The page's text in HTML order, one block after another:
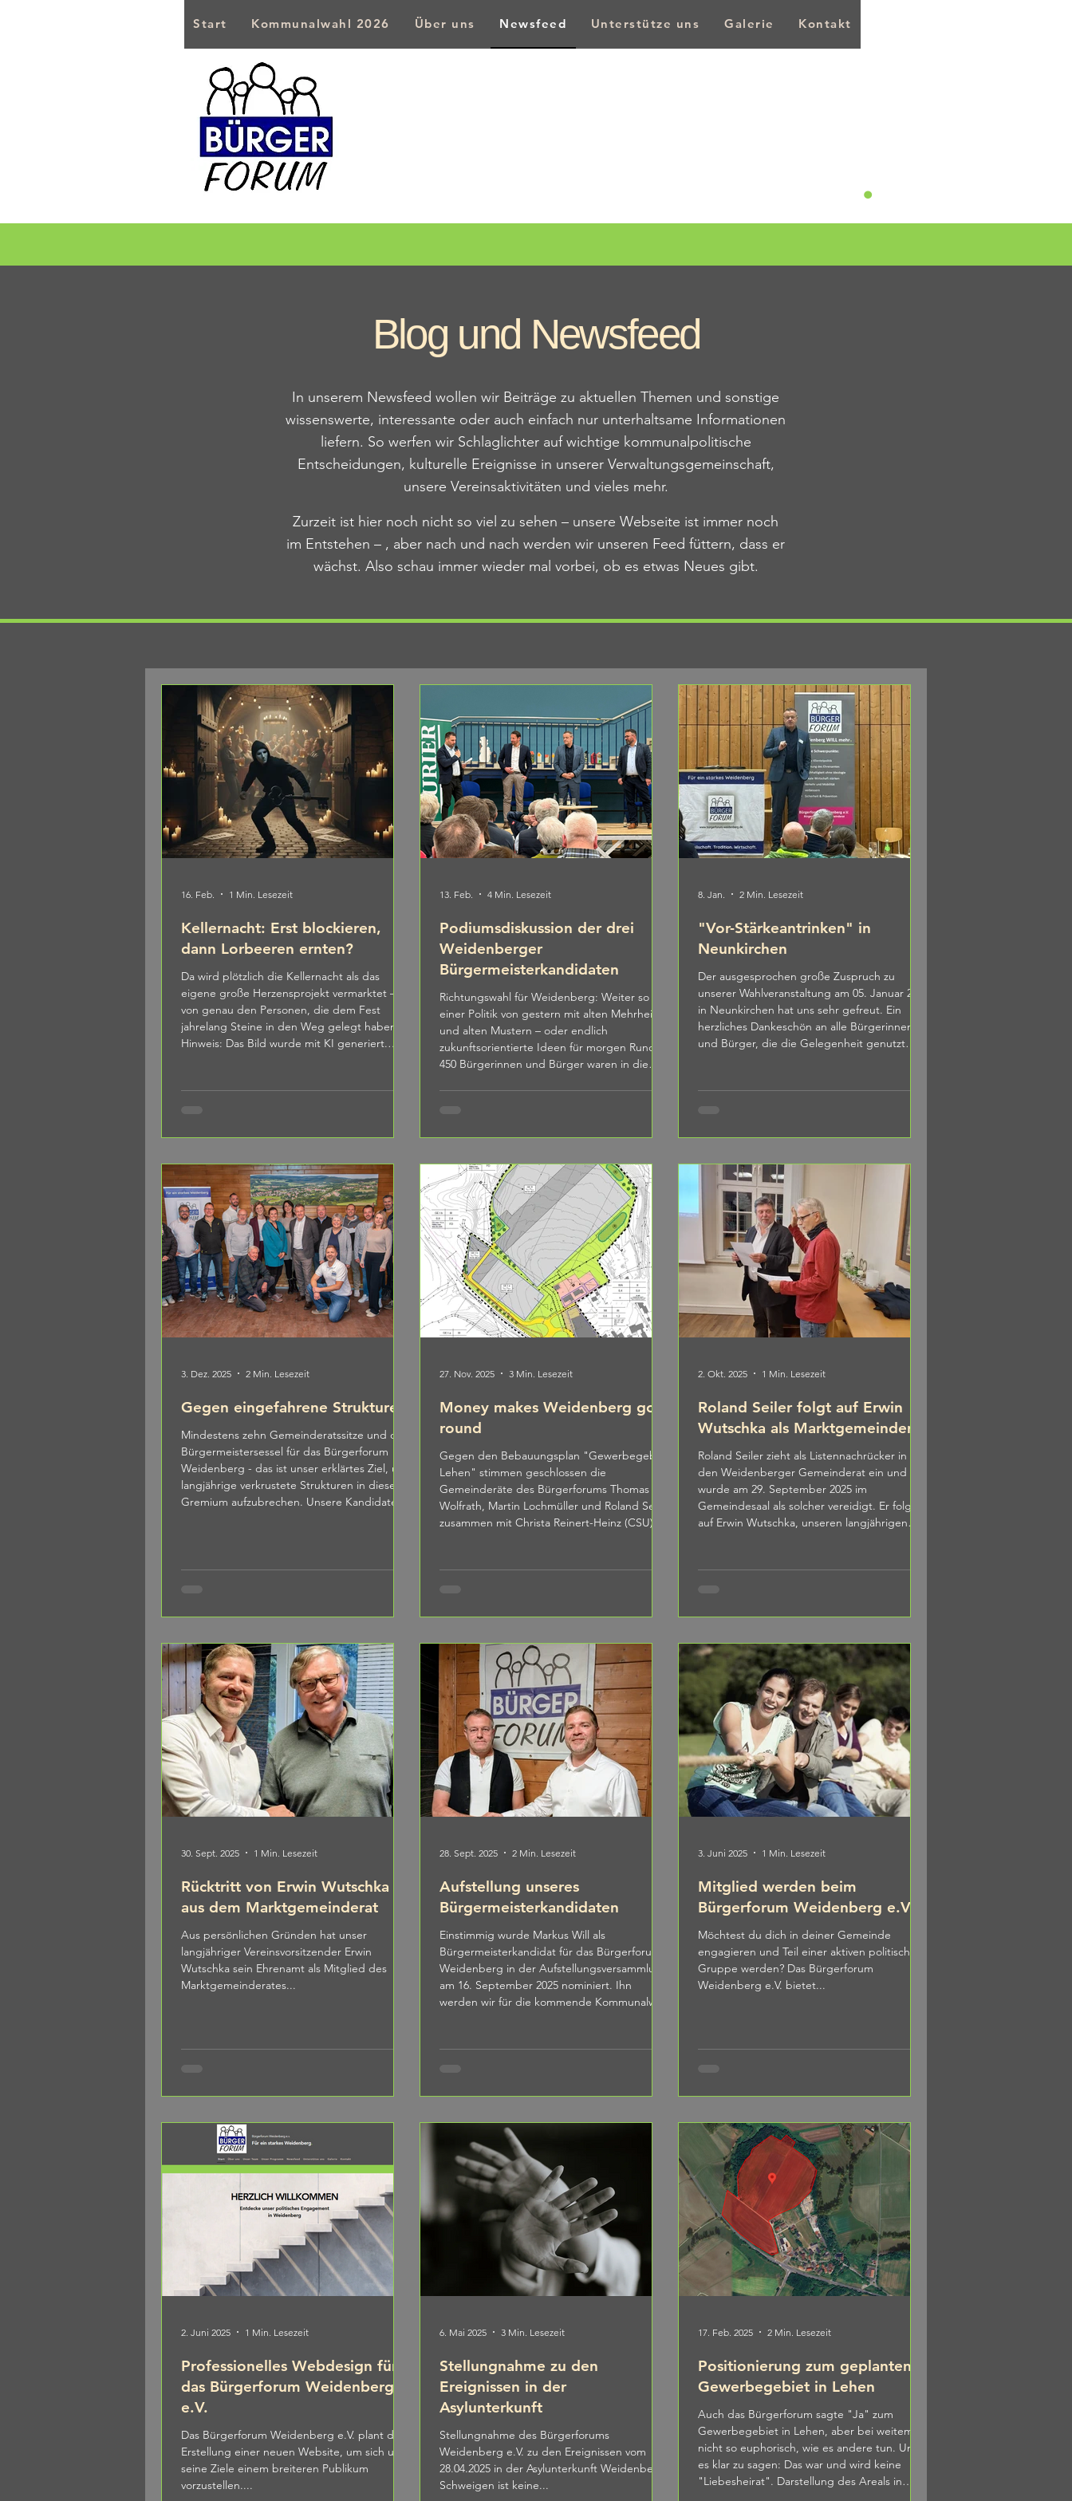
Start Kommunalwahl 2026 Über uns Newsfeed Unterstütze uns Galerie Kontakt
.
Blog und Newsfeed
In unserem Newsfeed wollen wir Beiträge zu aktuellen Themen und sonstige
wissenswerte, interessante oder auch einfach nur unterhaltsame Informationen
liefern. So werfen wir Schlaglichter auf wichtige kommunalpolitische
Entscheidungen, kulturelle Ereignisse in unserer Verwaltungsgemeinschaft,
unsere Vereinsaktivitäten und vieles mehr.
Zurzeit ist hier noch nicht so viel zu sehen – unsere Webseite ist immer noch
im Entstehen – , aber nach und nach werden wir unseren Feed füttern, dass er
wächst. Also schau immer wieder mal vorbei, ob es etwas Neues gibt.
Kellernacht: Erst blockieren,
dann Lorbeeren ernten?
Da wird plötzlich die Kellernacht als das
eigene große Herzensprojekt vermarktet –
von genau den Personen, die dem Fest
jahrelang Steine in den Weg gelegt haben.
Hinweis: Das Bild wurde mit KI generiert.
Will Die nackten Fakten: Über Jahre hinweg
einlegen oder für das Fest st
16. Feb. 1 Min. Lesezeit
Podiumsdiskussion der drei
Weidenberger
Bürgermeisterkandidaten
Richtungswahl für Weidenberg: Weiter so mit
einer Politik von gestern mit alten Mehrheiten
und alten Mustern – oder endlich
zukunftsorientierte Ideen für morgen Rund
450 Bürgerinnen und Bürger waren in die
Weidenberg bekommt einen neuen
Bürgermeister – und damit die Chance auf
ein
13. Feb. 4 Min. Lesezeit
"Vor-Stärkeantrinken" in
Neunkirchen
Der ausgesprochen große Zuspruch zu
unserer Wahlveranstaltung am 05. Januar 2026
in Neunkirchen hat uns sehr gefreut. Ein
herzliches Dankeschön an alle Bürgerinnen
und Bürger, die die Gelegenheit genutzt
informieren und mit uns offen ins Gespräch
dafür steht das Bürgerfo
8. Jan. 2 Min. Lesezeit
Gegen eingefahrene Strukturen
Mindestens zehn Gemeinderatssitze und den
Bürgermeistersessel für das Bürgerforum
Weidenberg - das ist unser erklärtes Ziel, um
langjährige verkrustete Strukturen in diesem
Gremium aufzubrechen. Unsere Kandidaten
natürlich auch den neuen Bürgermeister für
Gröbner
3. Dez. 2025 2 Min. Lesezeit
Money makes Weidenberg go
round
Gegen den Bebauungsplan "Gewerbegebiet
Lehen" stimmen geschlossen die
Gemeinderäte des Bürgerforums Thomas
Wolfrath, Martin Lochmüller und Roland Seiler
zusammen mit Christa Reinert-Heinz (CSU)
Bürgern vor Ort hat sie dazu bewogen, ihre
Thomas Wolfrath Ich distanziere mich klar von
jeglicher polit
27. Nov. 2025 3 Min. Lesezeit
Roland Seiler folgt auf Erwin
Wutschka als Marktgemeinderat
Roland Seiler zieht als Listennachrücker in
den Weidenberger Gemeinderat ein und
wurde am 29. September 2025 im
Gemeindesaal als solcher vereidigt. Er folgt
auf Erwin Wutschka, unseren langjährigen
Marktgemeinderates kurz vor Ende der
Vertreter des Bürgerforums im Gemeindes
2. Okt. 2025 1 Min. Lesezeit
Rücktritt von Erwin Wutschka
aus dem Marktgemeinderat
Aus persönlichen Gründen hat unser
langjähriger Vereinsvorsitzender Erwin
Wutschka sein Ehrenamt als Mitglied des
Marktgemeinderates...
30. Sept. 2025 1 Min. Lesezeit
Aufstellung unseres
Bürgermeisterkandidaten
Einstimmig wurde Markus Will als
Bürgermeisterkandidat für das Bürgerforum
Weidenberg in der Aufstellungsversammlung
am 16. September 2025 nominiert. Ihn
werden wir für die kommende Kommunalwahl
beglückwünscht Markus Will (li.) zu seiner
vier Kindern – zwei l
28. Sept. 2025 2 Min. Lesezeit
Mitglied werden beim
Bürgerforum Weidenberg e.V.
Möchtest du dich in deiner Gemeinde
engagieren und Teil einer aktiven politischen
Gruppe werden? Das Bürgerforum
Weidenberg e.V. bietet...
3. Juni 2025 1 Min. Lesezeit
Professionelles Webdesign für
das Bürgerforum Weidenberg
e.V.
Das Bürgerforum Weidenberg e.V. plant die
Erstellung einer neuen Website, um sich und
seine Ziele einem breiteren Publikum
vorzustellen....
2. Juni 2025 1 Min. Lesezeit
Stellungnahme zu den
Ereignissen in der
Asylunterkunft
Stellungnahme des Bürgerforums
Weidenberg e.V. zu den Ereignissen vom
28.04.2025 in der Asylunterkunft Weidenberg
Schweigen ist keine...
6. Mai 2025 3 Min. Lesezeit
Positionierung zum geplanten
Gewerbegebiet in Lehen
Auch das Bürgerforum sagte "Ja" zum
Gewerbegebiet in Lehen, aber bei weitem
nicht so euphorisch, wie es andere tun. Um
es klar zu sagen: Das war und wird keine
"Liebesheirat". Darstellung des Areals in
17. Feb. 2025 2 Min. Lesezeit